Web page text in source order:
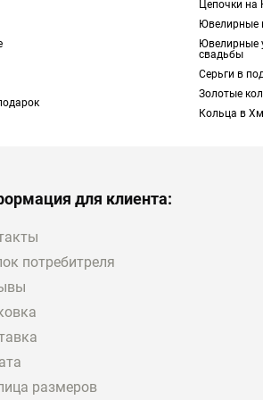
именно с вашим
Из каких материалов
В ювелирном деле
при изготовлении
украшений.
сильных сторон.
износостойкость и
Изящный
Так
Драгоценный металл
Цепочки на
Ювелирные
Ювелирные
свадьбы
Серьги в
Золотые
Кольца в
для клиента:
потребитреля
размеров